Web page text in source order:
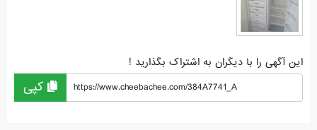
این آگهی را با دیگران به اشتراک بگذارید !
https://www.cheebachee.com/384A7741_A